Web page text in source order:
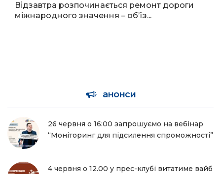
Відзавтра розпочинається ремонт дороги
міжнародного значення – об’їз...
анонси
26 червня о 16:00 запрошуємо на вебінар
“Моніторинг для підсилення спроможності”
4 червня о 12.00 у прес-клубі витатиме вайб